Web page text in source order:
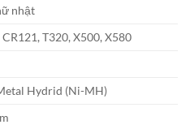
nhật
CR121, T320, X500, X580
Hydrid (Ni-MH)